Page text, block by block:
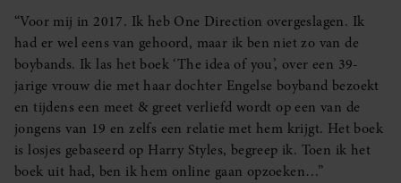
“Voor mij in 2017. Ik heb One Direction overgeslagen. Ik
had er wel eens van gehoord, maar ik ben niet zo van de
boybands. Ik las het boek ‘The idea of you’, over een 39-
jarige vrouw die met haar dochter Engelse boyband bezoekt
en tijdens een meet & greet verliefd wordt op een van de
jongens van 19 en zelfs een relatie met hem krijgt. Het boek
is losjes gebaseerd op Harry Styles, begreep ik. Toen ik het
boek uit had, ben ik hem online gaan opzoeken…”